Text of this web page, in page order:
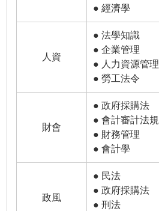
● 經濟學
人資
● 法學知識
● 企業管理
● 人力資源管理
● 勞工法令
財會
● 政府採購法
● 會計審計法規
● 財務管理
● 會計學
政風
● 民法
● 政府採購法
● 刑法